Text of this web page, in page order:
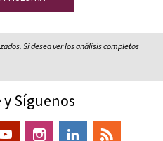
Si desea ver los análisis completos
Síguenos